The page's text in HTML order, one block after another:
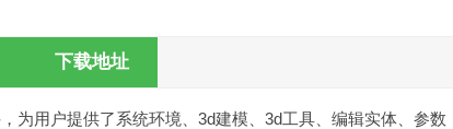
下载地址
为用户提供了系统环境、3d建模、3d工具、编辑实体、参数